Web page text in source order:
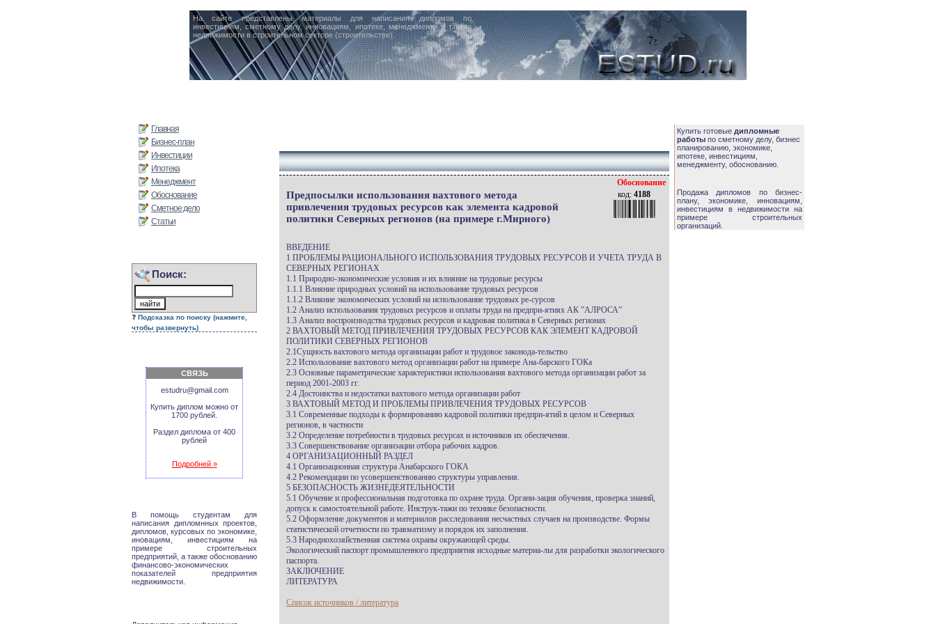
На сайте представлены материалы для написания дипломов по
инвестициям, сметному делу, инновациям, ипотеке, менеджменту и т.п. по
недвижимости в строительном секторе (строительстве).
Главная
Бизнес-план
Инвестиции
Ипотека
Менеджмент
Обоснование
Сметное дело
Статьи
Поиск:
Подсказка по поиску (нажмите,
чтобы развернуть)
СВЯЗЬ
estudru@gmail.com
Купить диплом можно от
1700 рублей.
Раздел диплома от 400
рублей
Подробней »
В помощь студентам для
написания дипломнных проектов,
дипломов, курсовых по экономике,
иновациям, инвестициям на
примере строительных
предприятий, а также обоснованию
финансово-экономических
показателей предприятия
недвижимости.
Обоснование
Предпосылки использования вахтового метода
привлечения трудовых ресурсов как элемента кадровой
политики Северных регионов (на примере г.Мирного)
код: 4188
ВВЕДЕНИЕ
1 ПРОБЛЕМЫ РАЦИОНАЛЬНОГО ИСПОЛЬЗОВАНИЯ ТРУДОВЫХ РЕСУРСОВ И УЧЕТА ТРУДА В
СЕВЕРНЫХ РЕГИОНАХ
1.1 Природно-экономические условия и их влияние на трудовые ресурсы
1.1.1 Влияние природных условий на использование трудовых ресурсов
1.1.2 Влияние экономических условий на использование трудовых ре-сурсов
1.2 Анализ использования трудовых ресурсов и оплаты труда на предпри-ятиях АК ”АЛРОСА”
1.3 Анализ воспроизводства трудовых ресурсов и кадровая политика в Северных регионах
2 ВАХТОВЫЙ МЕТОД ПРИВЛЕЧЕНИЯ ТРУДОВЫХ РЕСУРСОВ КАК ЭЛЕМЕНТ КАДРОВОЙ
ПОЛИТИКИ СЕВЕРНЫХ РЕГИОНОВ
2.1Сущность вахтового метода организации работ и трудовое законода-тельство
2.2 Использование вахтового метод организации работ на примере Ана-барского ГОКа
2.3 Основные параметрические характеристики использования вахтового метода организации работ за
период 2001-2003 гг.
2.4 Достоинства и недостатки вахтового метода организации работ
3 ВАХТОВЫЙ МЕТОД И ПРОБЛЕМЫ ПРИВЛЕЧЕНИЯ ТРУДОВЫХ РЕСУРСОВ
3.1 Современные подходы к формированию кадровой политики предпри-ятий в целом и Северных
регионов, в частности
3.2 Определение потребности в трудовых ресурсах и источников их обеспечения.
3.3 Совершенствование организации отбора рабочих кадров.
4 ОРГАНИЗАЦИОННЫЙ РАЗДЕЛ
4.1 Организационная структура Анабарского ГОКА
4.2 Рекомендации по усовершенствованию структуры управления.
5 БЕЗОПАСНОСТЬ ЖИЗНЕДЕЯТЕЛЬНОСТИ
5.1 Обучение и профессиональная подготовка по охране труда. Органи-зация обучения, проверка знаний,
допуск к самостоятельной работе. Инструк-тажи по технике безопасности.
5.2 Оформление документов и материалов расследования несчастных случаев на производстве. Формы
статистической отчетности по травматизму и порядок их заполнения.
5.3 Народнохозяйственная система охраны окружающей среды.
Экологический паспорт промышленного предприятия исходные материа-лы для разработки экологического
паспорта.
ЗАКЛЮЧЕНИЕ
ЛИТЕРАТУРА
Список источников / литература
Купить готовые дипломные
работы по сметному делу, бизнес
планированию, экономике,
ипотеке, инвестициям,
менеджменту, обоснованию.
Продажа дипломов по бизнес-
плану, экономике, инновациям,
инвестициям в недвижимости на
примере строительных
организаций.